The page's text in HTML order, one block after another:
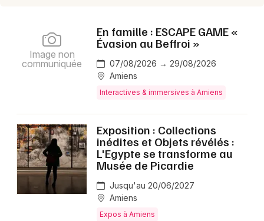
80 - Somme
Choisir mes départements
Je m'abonne
En famille : ESCAPE GAME «
Évasion au Beffroi »
07/08/2026 → 29/08/2026
Amiens
Interactives & immersives à Amiens
Image non
communiquée
Exposition : Collections
inédites et Objets révélés :
L'Egypte se transforme au
Musée de Picardie
Jusqu'au 20/06/2027
Amiens
Expos à Amiens